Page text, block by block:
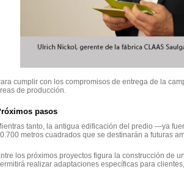
cumplir con los compromisos de entrega de la
de producción.
pasos
tanto, la antigua edificación del predio —ya
metros cuadrados que se destinarán a futuras
los próximos proyectos figura la construcción de
realizar adaptaciones específicas para